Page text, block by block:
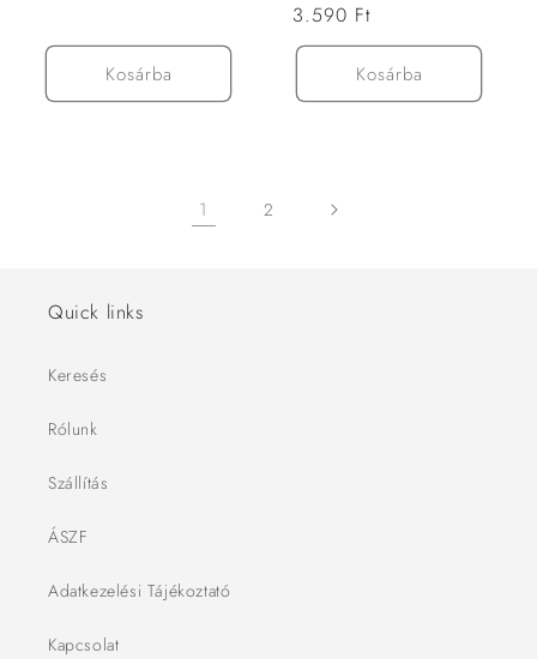
Kosárba
Normál
ár
3.590 Ft
Kosárba
1 2
Quick links
Keresés
Rólunk
Szállítás
ÁSZF
Adatkezelési Tájékoztató
Kapcsolat